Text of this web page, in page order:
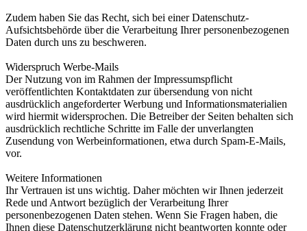
Zudem haben Sie das Recht, sich bei einer Datenschutz-
Aufsichtsbehörde über die Verarbeitung Ihrer personenbezogenen
Daten durch uns zu beschweren.
Widerspruch Werbe-Mails
Der Nutzung von im Rahmen der Impressumspflicht
veröffentlichten Kontaktdaten zur übersendung von nicht
ausdrücklich angeforderter Werbung und Informationsmaterialien
wird hiermit widersprochen. Die Betreiber der Seiten behalten sich
ausdrücklich rechtliche Schritte im Falle der unverlangten
Zusendung von Werbeinformationen, etwa durch Spam-E-Mails,
vor.
Weitere Informationen
Ihr Vertrauen ist uns wichtig. Daher möchten wir Ihnen jederzeit
Rede und Antwort bezüglich der Verarbeitung Ihrer
personenbezogenen Daten stehen. Wenn Sie Fragen haben, die
Ihnen diese Datenschutzerklärung nicht beantworten konnte oder